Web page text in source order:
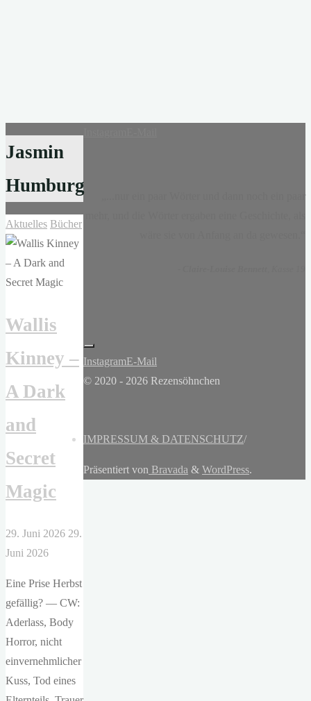
Jasmin
Humburg
Aktuelles Bücher
Wallis
Kinney –
A Dark
and
Secret
Magic
29. Juni 2026 29.
Juni 2026
Eine Prise Herbst
gefällig? — CW:
Aderlass, Body
Horror, nicht
einvernehmlicher
Kuss, Tod eines
InstagramE-Mail
© 2020 - 2026 Rezensöhnchen
IMPRESSUM & DATENSCHUTZ/
Präsentiert von Bravada & WordPress.